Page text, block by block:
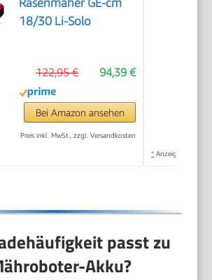
Rasenmäher GE-cm
18/30 Li-Solo
94,39 €
122,95 €
Bei Amazon ansehen
Preis inkl. MwSt., zzgl. Versandkosten
* Anzeige
passt zu
Akku?